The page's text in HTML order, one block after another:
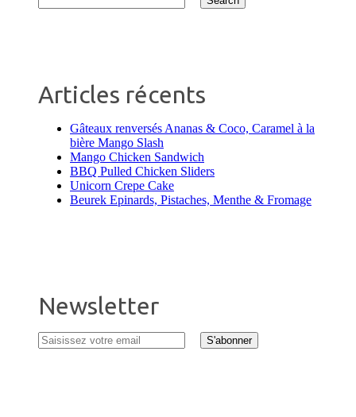
Articles récents
Gâteaux renversés Ananas & Coco, Caramel à la
bière Mango Slash
Mango Chicken Sandwich
BBQ Pulled Chicken Sliders
Unicorn Crepe Cake
Beurek Epinards, Pistaches, Menthe & Fromage
Newsletter